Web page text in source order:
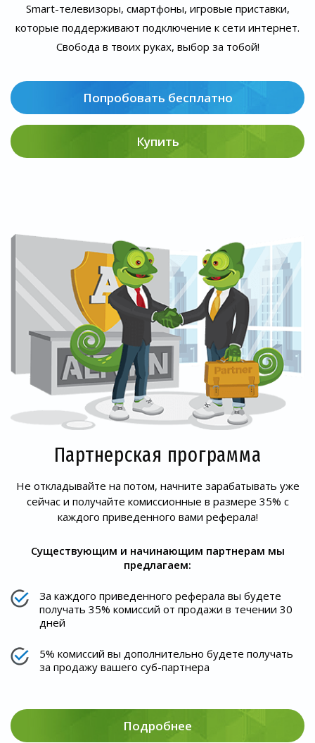
Smart-телевизоры, смартфоны, игровые приставки,
которые поддерживают подключение к сети интернет.
Свобода в твоих руках, выбор за тобой!
Попробовать бесплатно
Купить
Партнерская программа
Не откладывайте на потом, начните зарабатывать уже
сейчас и получайте комиссионные в размере 35% с
каждого приведенного вами реферала!
Существующим и начинающим партнерам мы
предлагаем:
За каждого приведенного реферала вы будете
получать 35% комиссий от продажи в течении 30
дней
5% комиссий вы дополнительно будете получать
за продажу вашего суб-партнера
Подробнее